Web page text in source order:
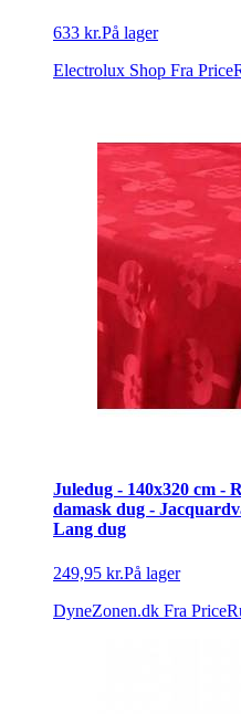
633 kr.På lager
Electrolux Shop Fra
Juledug - 140x320 cm -
damask dug -
Lang dug
249,95 kr.På lager
DyneZonen.dk Fra